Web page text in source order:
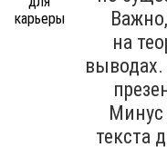
на
выводах.
Минус
текста